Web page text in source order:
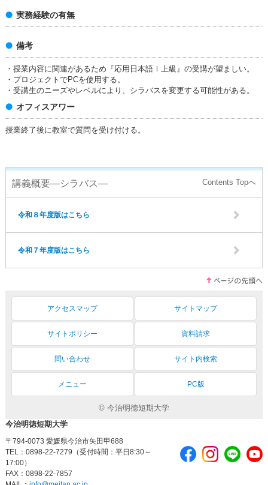
実務経験の有無
備考
・授業内容に関連があるため『応用日本語Ⅰ上級』の受講が望ましい。
・プロジェクトでPCを使用する。
・受講生のニーズやレベルにより、シラバスを変更する可能性がある。
オフィスアワー
授業終了後に教室で質問を受け付ける。
講義概要―シラバス―
令和８年度版はこちら
令和７年度版はこちら
アクセスマップ サイトマップ
サイトポリシー 資料請求
問い合わせ サイト内検索
メニュー PC版
© 今治明徳短期大学
今治明徳短期大学
〒794-0073 愛媛県今治市矢田甲688
TEL：0898-22-7279（受付時間：平日8:30～
17:00）
FAX：0898-22-7857